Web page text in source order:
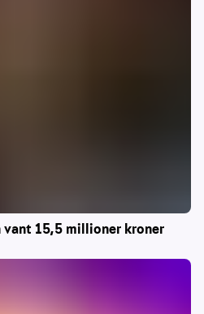
15,5 millioner kroner